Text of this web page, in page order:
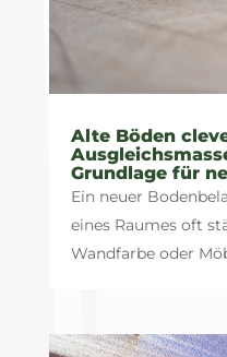
Alte Böden
Grundlage für
Ein neuer
eines Raumes oft
Wandfarbe oder